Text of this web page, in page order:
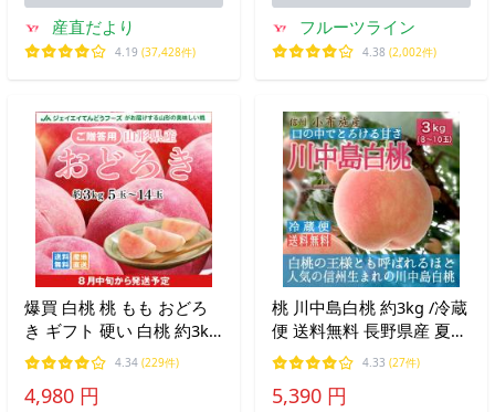
産直だより
4.19 (37,428件)
フルーツライン
4.38 (2,002件)
爆買 白桃 桃 もも おどろ
き ギフト 硬い 白桃 約3kg
（5〜14玉） 山形県産 桃
贈答 pc08
4.34 (229件)
4,980 円
桃 川中島白桃 約3kg /冷蔵
便 送料無料 長野県産 夏ギ
フト お中元 産地直送 フル
ーツ 果物 デザート 信州
爆買
4.33 (27件)
5,390 円